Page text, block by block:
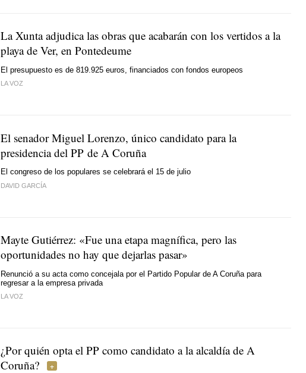
La Xunta adjudica las obras que acabarán con los vertidos a la
playa de Ver, en Pontedeume
El presupuesto es de 819.925 euros, financiados con fondos europeos
LA VOZ
El senador Miguel Lorenzo, único candidato para la
presidencia del PP de A Coruña
El congreso de los populares se celebrará el 15 de julio
DAVID GARCÍA
Mayte Gutiérrez: «Fue una etapa magnífica, pero las
oportunidades no hay que dejarlas pasar»
Renunció a su acta como concejala por el Partido Popular de A Coruña para
regresar a la empresa privada
LA VOZ
¿Por quién opta el PP como candidato a la alcaldía de A
Coruña?